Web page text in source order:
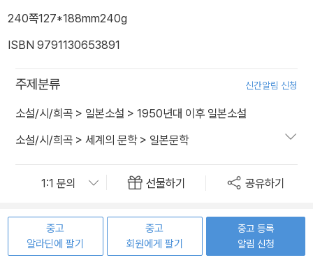
240쪽127*188mm240g
ISBN 9791130653891
주제분류 신간알림 신청
소설/시/희곡 > 일본소설 > 1950년대 이후 일본소설
소설/시/희곡 > 세계의 문학> 일본문학
선물하기 공유하기
중고
알라딘에 팔기
중고
회원에게 팔기
중고 등록
알림 신청